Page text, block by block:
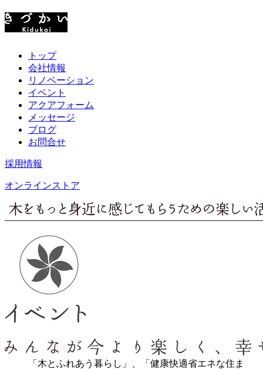
トップ
会社情報
リノベーション
イベント
アクアフォーム
メッセージ
ブログ
お問合せ
採用情報
オンラインストア
「木とふれあう暮らし」、「健康快適省エネな住ま